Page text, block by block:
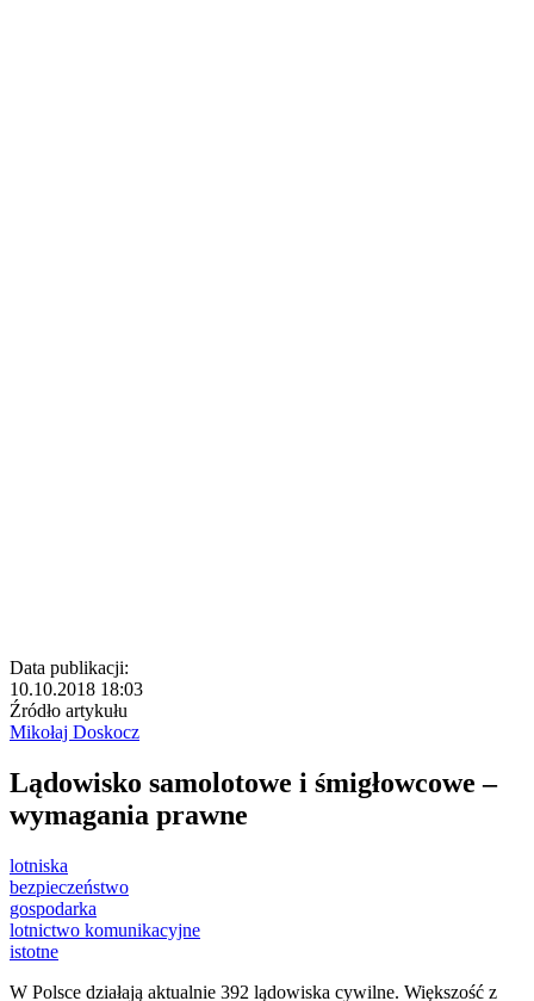
Data publikacji:
10.10.2018 18:03
Źródło artykułu
Mikołaj Doskocz
Lądowisko samolotowe i śmigłowcowe –
wymagania prawne
lotniska
bezpieczeństwo
gospodarka
lotnictwo komunikacyjne
istotne
W Polsce działają aktualnie 392 lądowiska cywilne. Większość z